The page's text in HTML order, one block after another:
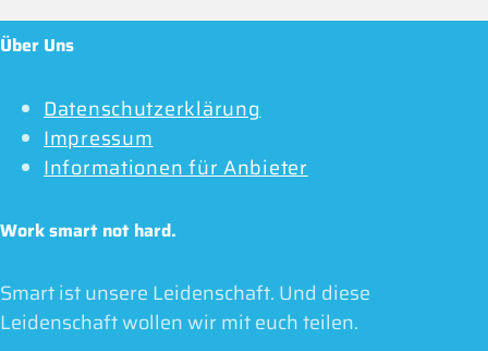
Über Uns
Datenschutzerklärung
Impressum
Informationen für Anbieter
Work smart not hard.
Smart ist unsere Leidenschaft. Und diese
Leidenschaft wollen wir mit euch teilen.